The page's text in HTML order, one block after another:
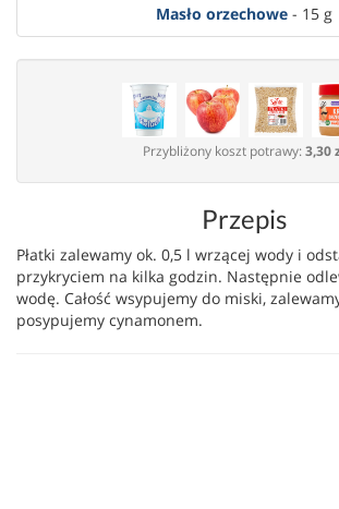
Masło orzechowe - 15 g
Przybliżony koszt potrawy:3,30
Przepis
Płatki zalewamy ok. 0,5 l wrzącej wody i
przykryciem na kilka godzin. Następnie
wodę. Całość wsypujemy do miski,
posypujemy cynamonem.